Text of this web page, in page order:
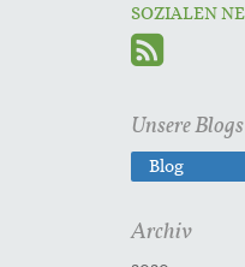
SOZIALEN
Unsere Blogs
Blog
Archiv